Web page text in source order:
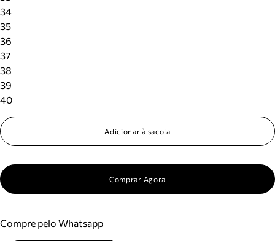
34
35
36
37
38
39
40
Adicionar à sacola
Comprar Agora
Compre pelo Whatsapp